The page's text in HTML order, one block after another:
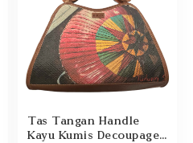
Tas Tangan Handle
Kayu Kumis Decoupage